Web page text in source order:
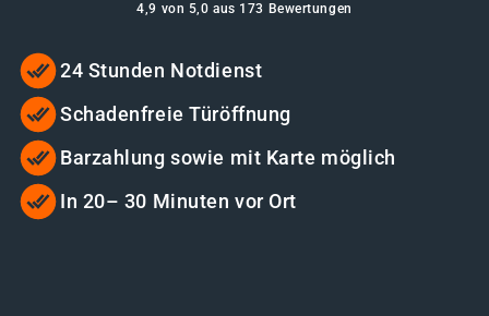
4,9 von 5,0 aus 173 Bewertungen
24 Stunden Notdienst
Schadenfreie Türöffnung
Barzahlung sowie mit Karte möglich
In 20– 30 Minuten vor Ort